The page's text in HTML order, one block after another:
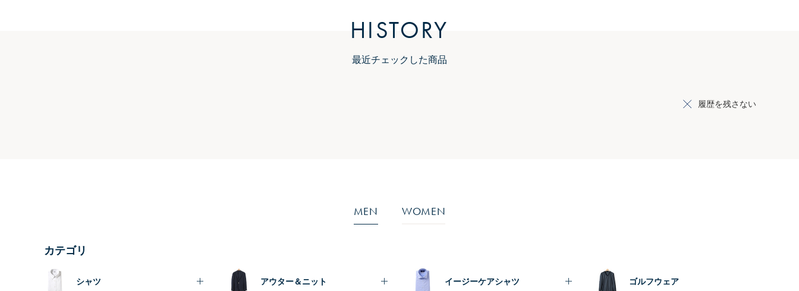
HISTORY
最近チェックした商品
履歴を残さない
MEN WOMEN
カテゴリ
シャツ アウター＆ニット イージーケアシャツ ゴルフウェア